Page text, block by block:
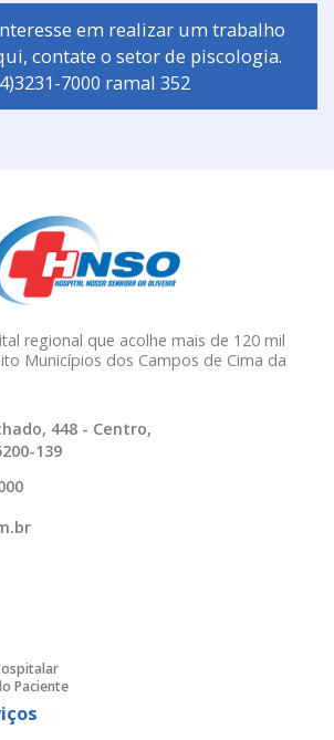
em realizar um trabalho
contate o setor de piscologia.
7000 ramal 352
regional que acolhe mais de 120 mil
Municípios dos Campos de Cima da
448 - Centro,
139
Paciente